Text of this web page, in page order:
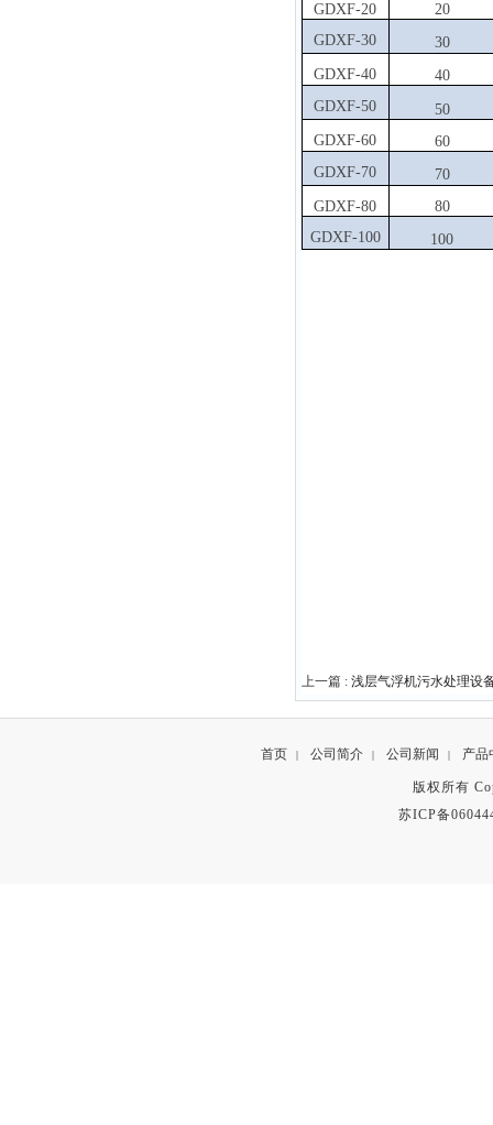
GDXF-20
20
GDXF-30
30
GDXF-40
40
GDXF-50
50
GDXF-60
60
GDXF-70
70
GDXF-80
80
GDXF-100
100
上一篇 : 浅层气浮机污水处理设
首页 | 公司简介 | 公司新闻 | 产品
版权所有
苏ICP备